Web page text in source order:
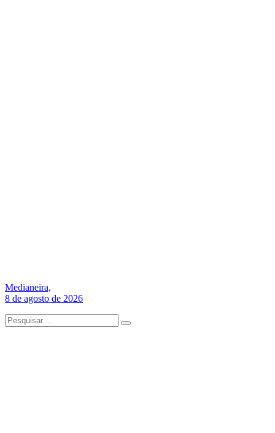
Medianeira,
8 de agosto de 2026